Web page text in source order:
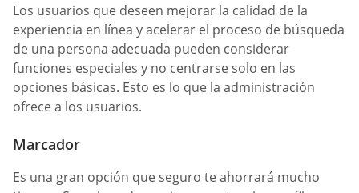
Los usuarios que deseen mejorar la calidad de la
experiencia en línea y acelerar el proceso de búsqueda
de una persona adecuada pueden considerar
funciones especiales y no centrarse solo en las
opciones básicas. Esto es lo que la administración
ofrece a los usuarios.
Marcador
Es una gran opción que seguro te ahorrará mucho